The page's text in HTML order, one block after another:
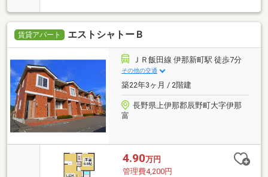
賃貸アパート エストシャトーＢ
ＪＲ飯田線 伊那新町駅 徒歩7分
その他の交通
築22年3ヶ月 / 2階建
長野県上伊那郡辰野町大字伊那
富
4.90万円
管理費4,200円